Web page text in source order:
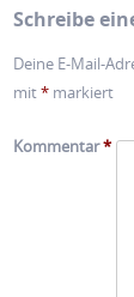
Schreibe
Deine E-Mail-
mit* markiert
Kommentar*